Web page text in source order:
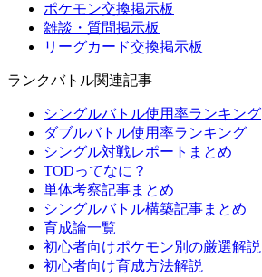
ポケモン交換掲示板
雑談・質問掲示板
リーグカード交換掲示板
ランクバトル関連記事
シングルバトル使用率ランキング
ダブルバトル使用率ランキング
シングル対戦レポートまとめ
TODってなに？
単体考察記事まとめ
シングルバトル構築記事まとめ
育成論一覧
初心者向けポケモン別の厳選解説
初心者向け育成方法解説